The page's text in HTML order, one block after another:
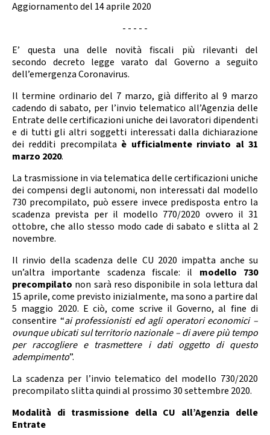
Aggiornamento del 14 aprile 2020
- - - - -
E’ questa una delle novità fiscali più rilevanti del
secondo decreto legge varato dal Governo a seguito
dell’emergenza Coronavirus.
Il termine ordinario del 7 marzo, già differito al 9 marzo
cadendo di sabato, per l’invio telematico all’Agenzia delle
Entrate delle certificazioni uniche dei lavoratori dipendenti
e di tutti gli altri soggetti interessati dalla dichiarazione
dei redditi precompilata è ufficialmente rinviato al 31
marzo 2020.
La trasmissione in via telematica delle certificazioni uniche
dei compensi degli autonomi, non interessati dal modello
730 precompilato, può essere invece predisposta entro la
scadenza prevista per il modello 770/2020 ovvero il 31
ottobre, che allo stesso modo cade di sabato e slitta al 2
novembre.
Il rinvio della scadenza delle CU 2020 impatta anche su
un’altra importante scadenza fiscale: il modello 730
precompilato non sarà reso disponibile in sola lettura dal
15 aprile, come previsto inizialmente, ma sono a partire dal
5 maggio 2020. E ciò, come scrive il Governo, al fine di
consentire “ai professionisti ed agli operatori economici –
ovunque ubicati sul territorio nazionale – di avere più tempo
per raccogliere e trasmettere i dati oggetto di questo
adempimento”.
La scadenza per l’invio telematico del modello 730/2020
precompilato slitta quindi al prossimo 30 settembre 2020.
Modalità di trasmissione della CU all’Agenzia delle
Entrate